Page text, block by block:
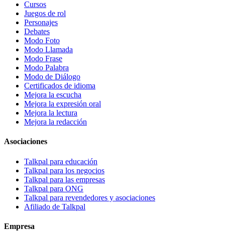
Cursos
Juegos de rol
Personajes
Debates
Modo Foto
Modo Llamada
Modo Frase
Modo Palabra
Modo de Diálogo
Certificados de idioma
Mejora la escucha
Mejora la expresión oral
Mejora la lectura
Mejora la redacción
Asociaciones
Talkpal para educación
Talkpal para los negocios
Talkpal para las empresas
Talkpal para ONG
Talkpal para revendedores y asociaciones
Afiliado de Talkpal
Empresa